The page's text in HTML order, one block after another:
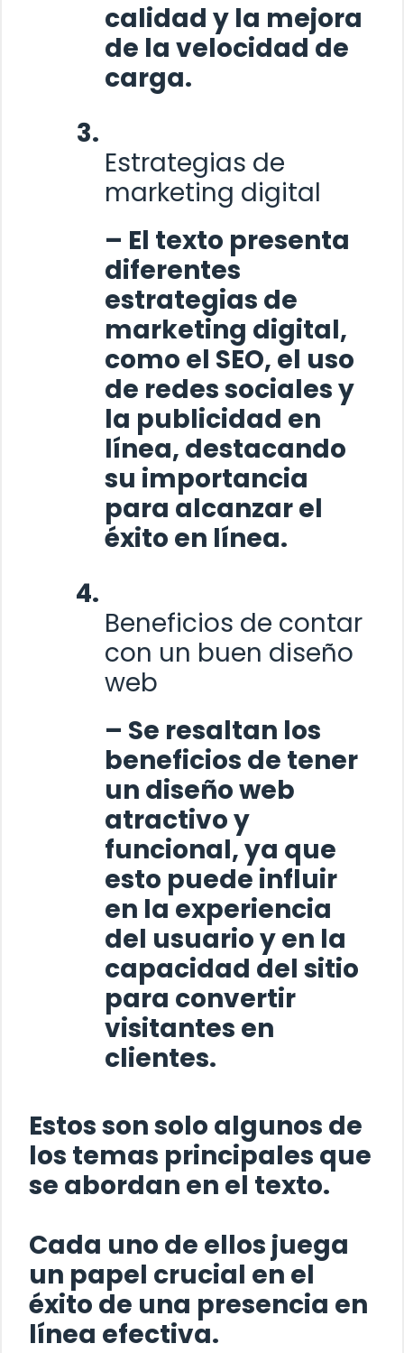
calidad y la mejora
de la velocidad de
carga.
Estrategias de
marketing digital
– El texto presenta
diferentes
estrategias de
marketing digital,
como el SEO, el uso
de redes sociales y
la publicidad en
línea, destacando
su importancia
para alcanzar el
éxito en línea.
Beneficios de contar
con un buen diseño
web
– Se resaltan los
beneficios de tener
un diseño web
atractivo y
funcional, ya que
esto puede influir
en la experiencia
del usuario y en la
capacidad del sitio
para convertir
visitantes en
clientes.
Estos son solo algunos de
los temas principales que
se abordan en el texto.
Cada uno de ellos juega
un papel crucial en el
éxito de una presencia en
línea efectiva.